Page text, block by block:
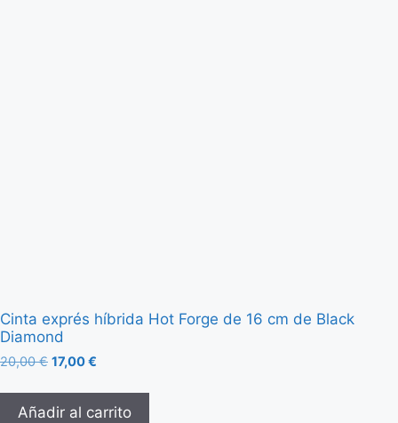
Cinta exprés híbrida Hot Forge de 16 cm de Black
Diamond
20,00€ 17,00€
Añadir al carrito